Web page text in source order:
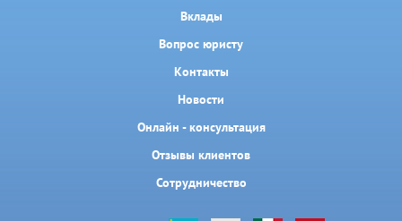
Вклады
Вопрос юристу
Контакты
Новости
Онлайн - консультация
Отзывы клиентов
Сотрудничество